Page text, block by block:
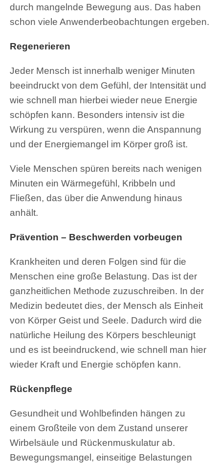
durch mangelnde Bewegung aus. Das haben
schon viele Anwenderbeobachtungen ergeben.
Regenerieren
Jeder Mensch ist innerhalb weniger Minuten
beeindruckt von dem Gefühl, der Intensität und
wie schnell man hierbei wieder neue Energie
schöpfen kann. Besonders intensiv ist die
Wirkung zu verspüren, wenn die Anspannung
und der Energiemangel im Körper groß ist.
Viele Menschen spüren bereits nach wenigen
Minuten ein Wärmegefühl, Kribbeln und
Fließen, das über die Anwendung hinaus
anhält.
Prävention – Beschwerden vorbeugen
Krankheiten und deren Folgen sind für die
Menschen eine große Belastung. Das ist der
ganzheitlichen Methode zuzuschreiben. In der
Medizin bedeutet dies, der Mensch als Einheit
von Körper Geist und Seele. Dadurch wird die
natürliche Heilung des Körpers beschleunigt
und es ist beeindruckend, wie schnell man hier
wieder Kraft und Energie schöpfen kann.
Rückenpflege
Gesundheit und Wohlbefinden hängen zu
einem Großteile von dem Zustand unserer
Wirbelsäule und Rückenmuskulatur ab.
Bewegungsmangel, einseitige Belastungen